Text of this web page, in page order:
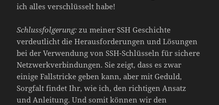
ich alles verschlüsselt habe!
Schlussfolgerung: zu meiner SSH Geschichte
verdeutlicht die Herausforderungen und Lösungen
bei der Verwendung von SSH-Schlüsseln für sichere
Netzwerkverbindungen. Sie zeigt, dass es zwar
einige Fallstricke geben kann, aber mit Geduld,
Sorgfalt findet Ihr, wie ich, den richtigen Ansatz
und Anleitung. Und somit können wir den